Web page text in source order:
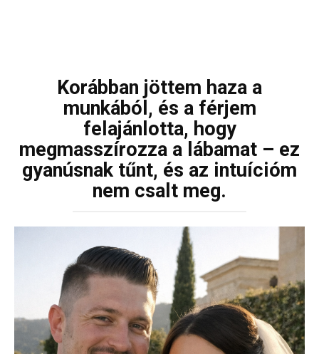
Korábban jöttem haza a
munkából, és a férjem
felajánlotta, hogy
megmasszírozza a lábamat – ez
gyanúsnak tűnt, és az intuícióm
nem csalt meg.